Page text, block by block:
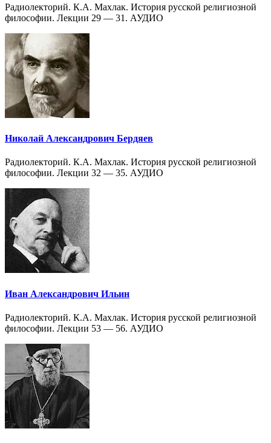
Радиолекторий. К.А. Махлак. История русской религиозной
философии. Лекции 29 — 31. АУДИО
Николай Александрович Бердяев
Радиолекторий. К.А. Махлак. История русской религиозной
философии. Лекции 32 — 35. АУДИО
Иван Александрович Ильин
Радиолекторий. К.А. Махлак. История русской религиозной
философии. Лекции 53 — 56. АУДИО